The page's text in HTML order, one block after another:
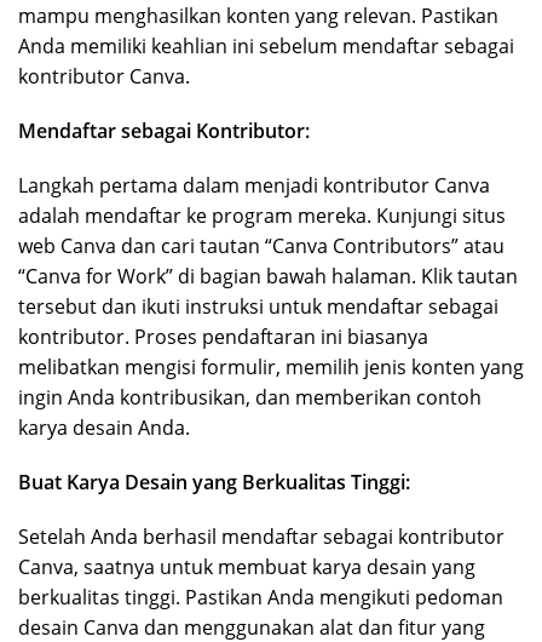
mampu menghasilkan konten yang relevan. Pastikan
Anda memiliki keahlian ini sebelum mendaftar sebagai
kontributor Canva.
Mendaftar sebagai Kontributor:
Langkah pertama dalam menjadi kontributor Canva
adalah mendaftar ke program mereka. Kunjungi situs
web Canva dan cari tautan “Canva Contributors” atau
“Canva for Work” di bagian bawah halaman. Klik tautan
tersebut dan ikuti instruksi untuk mendaftar sebagai
kontributor. Proses pendaftaran ini biasanya
melibatkan mengisi formulir, memilih jenis konten yang
ingin Anda kontribusikan, dan memberikan contoh
karya desain Anda.
Buat Karya Desain yang Berkualitas Tinggi:
Setelah Anda berhasil mendaftar sebagai kontributor
Canva, saatnya untuk membuat karya desain yang
berkualitas tinggi. Pastikan Anda mengikuti pedoman
desain Canva dan menggunakan alat dan fitur yang